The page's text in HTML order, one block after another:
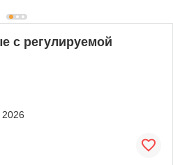
с регулируемой
2026